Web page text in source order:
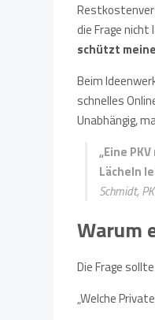
die Frage nicht
schützt
Beim
schnelles
Unabhängig,
„Eine
Lächeln
Schmidt,
Warum
Die Frage
„Welche